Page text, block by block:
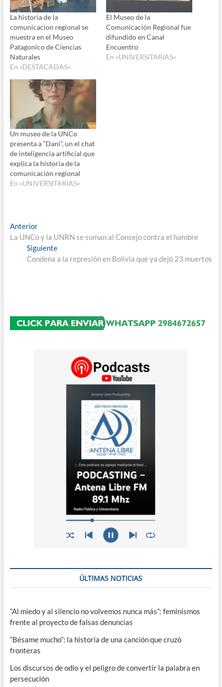
La historia de la
comunicacion regional se
muestra en el Museo
Patagonico de Ciencias
Naturales
En «DESTACADAS»
El Museo de la
Comunicación Regional fue
difundido en Canal
Encuentro
En «UNIVERSITARIAS»
Un museo de la UNCo
presenta a “Dani”, un el chat
de inteligencia artificial que
explica la historia de la
comunicación regional
En «UNIVERSITARIAS»
Navegación
de
entradas
AnteriorEntrada
anterior:
La UNCo y la UNRN se suman al Consejo contra el hambre
SiguienteEntrada
siguiente:
Condena a la represión en Bolivia que ya dejó 23 muertos
ÚLTIMAS NOTICIAS
“Al miedo y al silencio no volvemos nunca más”: feminismos
frente al proyecto de falsas denuncias
“Bésame mucho”: la historia de una canción que cruzó
fronteras
Los discursos de odio y el peligro de convertir la palabra en
persecución